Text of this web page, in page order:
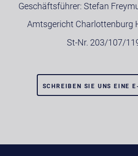
Geschäftsführer: Stefan
Amtsgericht Charlottenburg
St-Nr. 203/107/
SCHREIBEN SIE UNS EINE